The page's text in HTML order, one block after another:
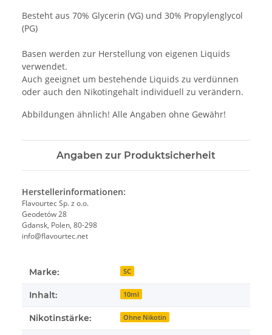
Besteht aus 70% Glycerin (VG) und 30% Propylenglycol
(PG)
Basen werden zur Herstellung von eigenen Liquids
verwendet.
Auch geeignet um bestehende Liquids zu verdünnen
oder auch den Nikotingehalt individuell zu verändern.
Abbildungen ähnlich! Alle Angaben ohne Gewähr!
Angaben zur Produktsicherheit
Herstellerinformationen:
Flavourtec Sp. z o.o.
Geodetów 28
Gdansk, Polen, 80-298
info@flavourtec.net
Marke: SC
Inhalt: 10ml
Nikotinstärke: Ohne Nikotin